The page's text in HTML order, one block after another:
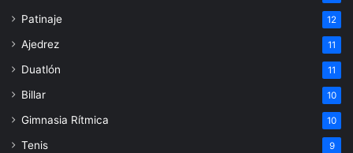
Patinaje 12
Ajedrez 11
Duatlón 11
Billar 10
Gimnasia Rítmica 10
Tenis 9